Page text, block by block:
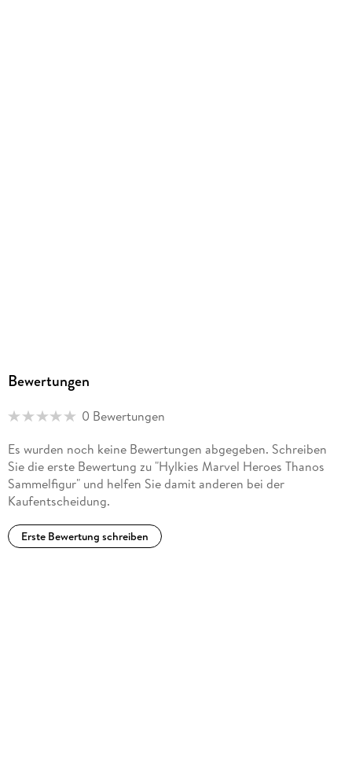
Bewertungen
0 Bewertungen
Es wurden noch keine Bewertungen abgegeben. Schreiben
Sie die erste Bewertung zu "Hylkies Marvel Heroes Thanos
Sammelfigur" und helfen Sie damit anderen bei der
Kaufentscheidung.
Erste Bewertung schreiben